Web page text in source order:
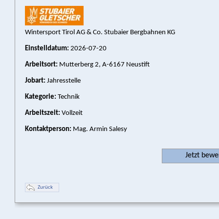
Wintersport Tirol AG & Co. Stubaier Bergbahnen KG
Einstelldatum: 2026-07-20
Arbeitsort: Mutterberg 2, A-6167 Neustift
Jobart: Jahresstelle
Kategorie: Technik
Arbeitszeit: Vollzeit
Kontaktperson: Mag. Armin Salesy
Jetzt
Zurück